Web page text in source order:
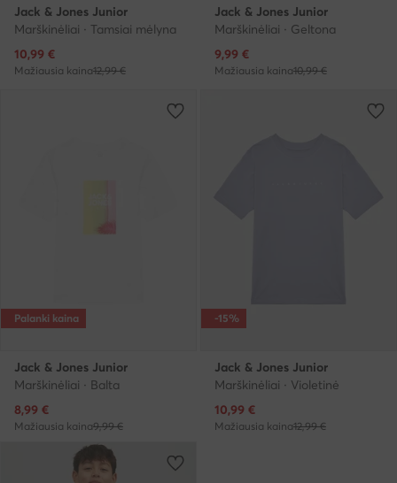
Jack & Jones Junior
Marškinėliai · Tamsiai mėlyna
Dabartinė kaina
10,99 €
Mažiausia kaina12,99 €
Jack & Jones Junior
Marškinėliai · Geltona
Dabartinė kaina
9,99 €
Mažiausia kaina10,99 €
Palanki kaina
Jack & Jones Junior
Marškinėliai · Balta
Dabartinė kaina
8,99 €
Mažiausia kaina9,99 €
-15%
Jack & Jones Junior
Marškinėliai · Violetinė
Dabartinė kaina
10,99 €
Mažiausia kaina12,99 €